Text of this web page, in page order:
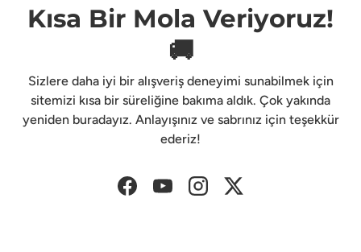
Kısa Bir Mola Veriyoruz!
🚚
Sizlere daha iyi bir alışveriş deneyimi sunabilmek için
sitemizi kısa bir süreliğine bakıma aldık. Çok yakında
yeniden buradayız. Anlayışınız ve sabrınız için teşekkür
ederiz!
FacebookYouTubeInstagramTwitter